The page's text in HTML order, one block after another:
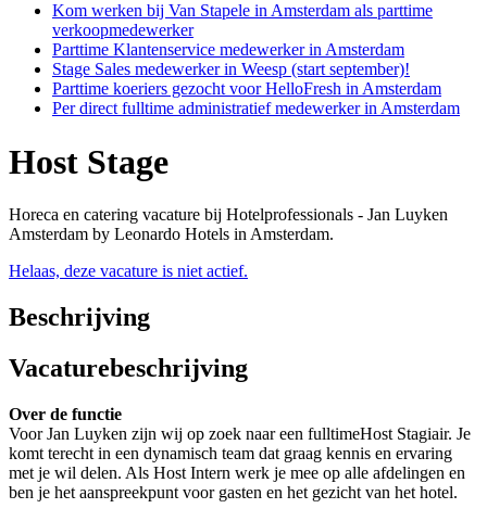
Kom werken bij Van Stapele in Amsterdam als parttime
verkoopmedewerker
Parttime Klantenservice medewerker in Amsterdam
Stage Sales medewerker in Weesp (start september)!
Parttime koeriers gezocht voor HelloFresh in Amsterdam
Per direct fulltime administratief medewerker in Amsterdam
Host Stage
Horeca en catering vacature bij Hotelprofessionals - Jan Luyken
Amsterdam by Leonardo Hotels in Amsterdam.
Helaas, deze vacature is niet actief.
Beschrijving
Vacaturebeschrijving
Over de functie
Voor Jan Luyken zijn wij op zoek naar een fulltimeHost Stagiair. Je
komt terecht in een dynamisch team dat graag kennis en ervaring
met je wil delen. Als Host Intern werk je mee op alle afdelingen en
ben je het aanspreekpunt voor gasten en het gezicht van het hotel.